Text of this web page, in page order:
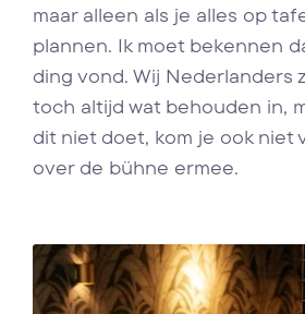
maar alleen als je alles op
plannen. Ik moet bekennen
ding vond. Wij Nederlanders
toch altijd wat behouden in,
dit niet doet, kom je ook niet
over de bühne ermee.